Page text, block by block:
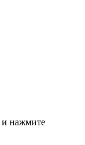
и нажмите